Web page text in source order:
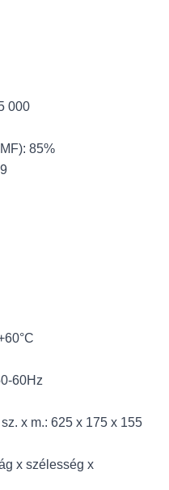
000
85%
60Hz
x m.: 625 x 175 x 155
x szélesség x